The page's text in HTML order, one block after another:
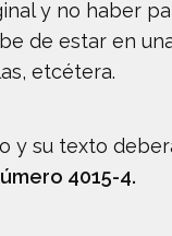
y no haber
de estar en
etcétera.
y su texto
4015-4.